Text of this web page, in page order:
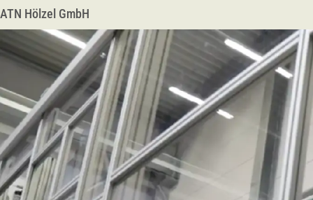
ATN Hölzel GmbH